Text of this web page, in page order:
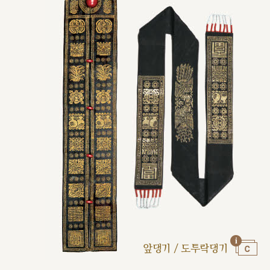
앞댕기 / 도투락댕기